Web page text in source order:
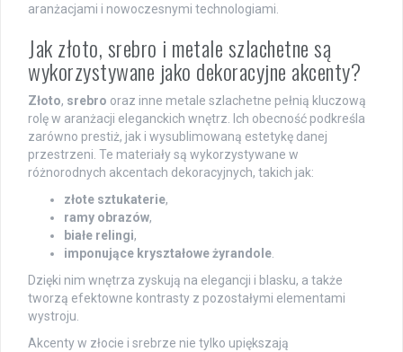
aranżacjami i nowoczesnymi technologiami.
Jak złoto, srebro i metale szlachetne są
wykorzystywane jako dekoracyjne akcenty?
Złoto, srebro oraz inne metale szlachetne pełnią kluczową
rolę w aranżacji eleganckich wnętrz. Ich obecność podkreśla
zarówno prestiż, jak i wysublimowaną estetykę danej
przestrzeni. Te materiały są wykorzystywane w
różnorodnych akcentach dekoracyjnych, takich jak:
złote sztukaterie,
ramy obrazów,
białe relingi,
imponujące kryształowe żyrandole.
Dzięki nim wnętrza zyskują na elegancji i blasku, a także
tworzą efektowne kontrasty z pozostałymi elementami
wystroju.
Akcenty w złocie i srebrze nie tylko upiększają